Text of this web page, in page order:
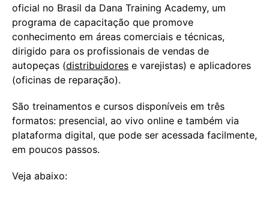
oficial no Brasil da Dana Training Academy, um
programa de capacitação que promove
conhecimento em áreas comerciais e técnicas,
dirigido para os profissionais de vendas de
autopeças (distribuidores e varejistas) e aplicadores
(oficinas de reparação).
São treinamentos e cursos disponíveis em três
formatos: presencial, ao vivo online e também via
plataforma digital, que pode ser acessada facilmente,
em poucos passos.
Veja abaixo: